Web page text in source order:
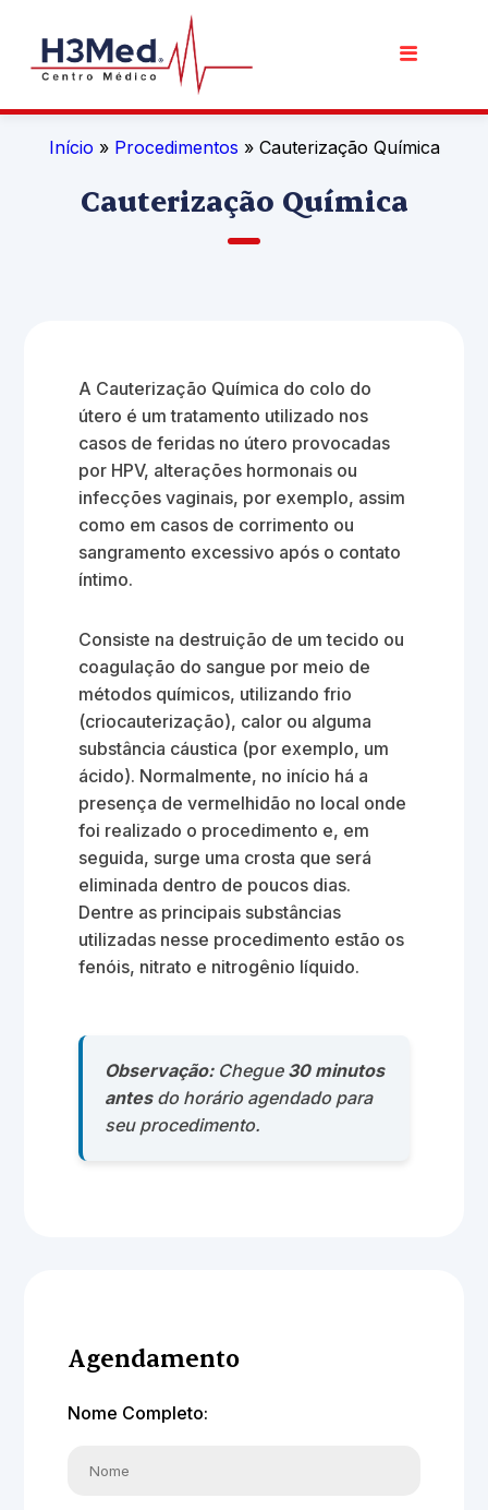
Início » Procedimentos » Cauterização Química
Cauterização Química
A Cauterização Química do colo do
útero é um tratamento utilizado nos
casos de feridas no útero provocadas
por HPV, alterações hormonais ou
infecções vaginais, por exemplo, assim
como em casos de corrimento ou
sangramento excessivo após o contato
íntimo.
Consiste na destruição de um tecido ou
coagulação do sangue por meio de
métodos químicos, utilizando frio
(criocauterização), calor ou alguma
substância cáustica (por exemplo, um
ácido). Normalmente, no início há a
presença de vermelhidão no local onde
foi realizado o procedimento e, em
seguida, surge uma crosta que será
eliminada dentro de poucos dias.
Dentre as principais substâncias
utilizadas nesse procedimento estão os
fenóis, nitrato e nitrogênio líquido.
Observação:Chegue 30 minutos
antesdo horário agendado para
seu procedimento.
Agendamento
Nome Completo: